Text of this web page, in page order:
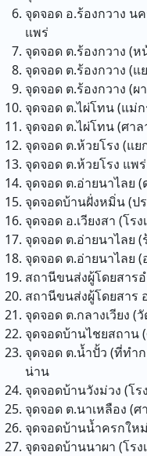
จุดจอด อ.ร้องกวาง น
แพร่
จุดจอด ต.ร้องกวาง (ห
จุดจอด ต.ร้องกวาง (แ
จุดจอด ต.ร้องกวาง (ผ
จุดจอด ต.ไผ่โทน (แม่
จุดจอด ต.ไผ่โทน (ศา
จุดจอด ต.ห้วยโรง (แ
จุดจอด ต.ห้วยโรง แพร่
จุดจอด ต.อ่ายนาไลย
จุดจอดบ้านฝั่งหมิ่น (ป
จุดจอด อ.เวียงสา (โร
จุดจอด ต.อ่ายนาไลย
จุดจอด ต.อ่ายนาไลย
สถานีขนส่งผู้โดยสารอ
สถานีขนส่งผู้โดยสาร
จุดจอด ต.กลางเวียง (
จุดจอดบ้านไชยสถาน
จุดจอด ต.น้ำปั้ว (ที่ทำ
น่าน
จุดจอดบ้านวังม่วง (โร
จุดจอด ต.นาเหลือง (ศ
จุดจอดบ้านน้ำครกให
จุดจอดบ้านนาผา (โร